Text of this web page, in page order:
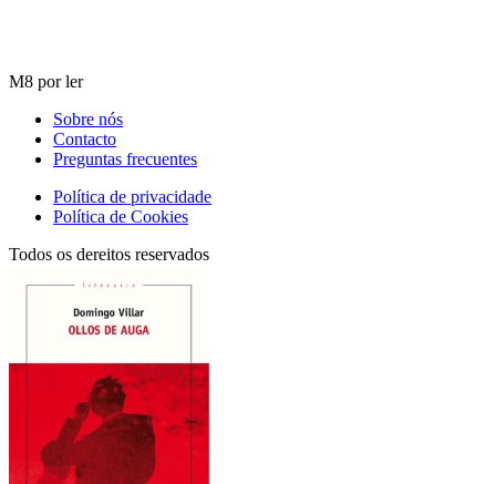
M8 por ler
Sobre nós
Contacto
Preguntas frecuentes
Política de privacidade
Política de Cookies
Todos os dereitos reservados